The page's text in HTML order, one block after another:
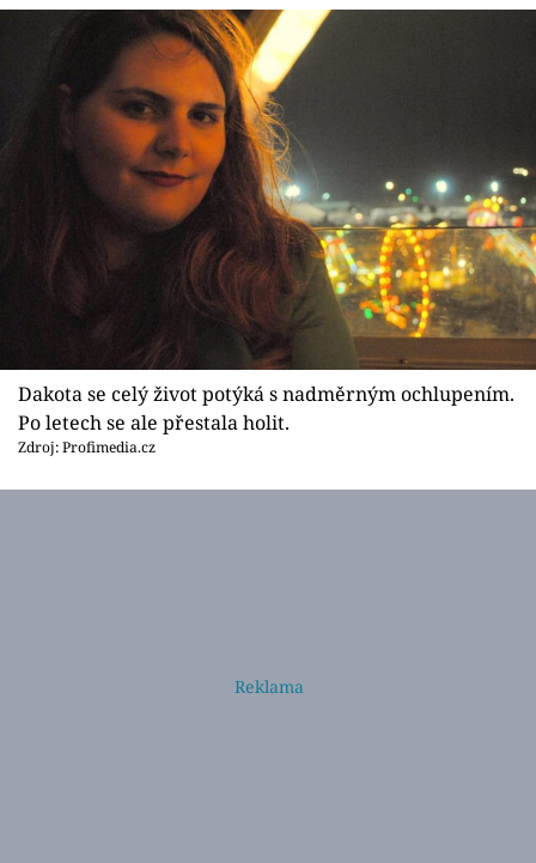
Dakota se celý život potýká s nadměrným ochlupením.
Po letech se ale přestala holit.
Zdroj: Profimedia.cz